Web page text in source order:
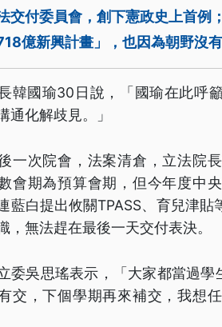
交付委員會，創下憲政史上首例
億新興計畫」，也因為朝野沒
韓國瑜30日說，「國瑜在此呼
通化解歧見。」
一次院會，法案清倉，立法院
會期為預算會期，但今年度中
藍白提出攸關TPASS、育兒津
，無法趕在最後一天交付表決。
委吳思瑤表示，「大家都當過
交，下個學期再來補交，我想